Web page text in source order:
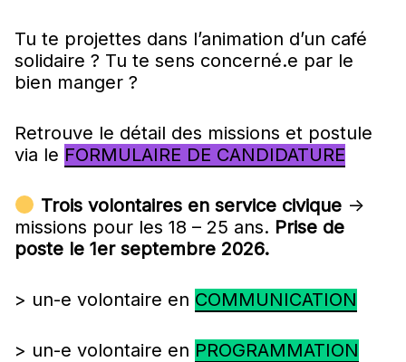
Tu te projettes dans l’animation d’un café
solidaire ? Tu te sens concerné.e par le
bien manger ?
Retrouve le détail des missions et postule
via le FORMULAIRE DE CANDIDATURE
Trois volontaires en service civique->
missions pour les 18 – 25 ans. Prise de
poste le 1er septembre 2026.
> un-e volontaire en COMMUNICATION
> un-e volontaire en PROGRAMMATION